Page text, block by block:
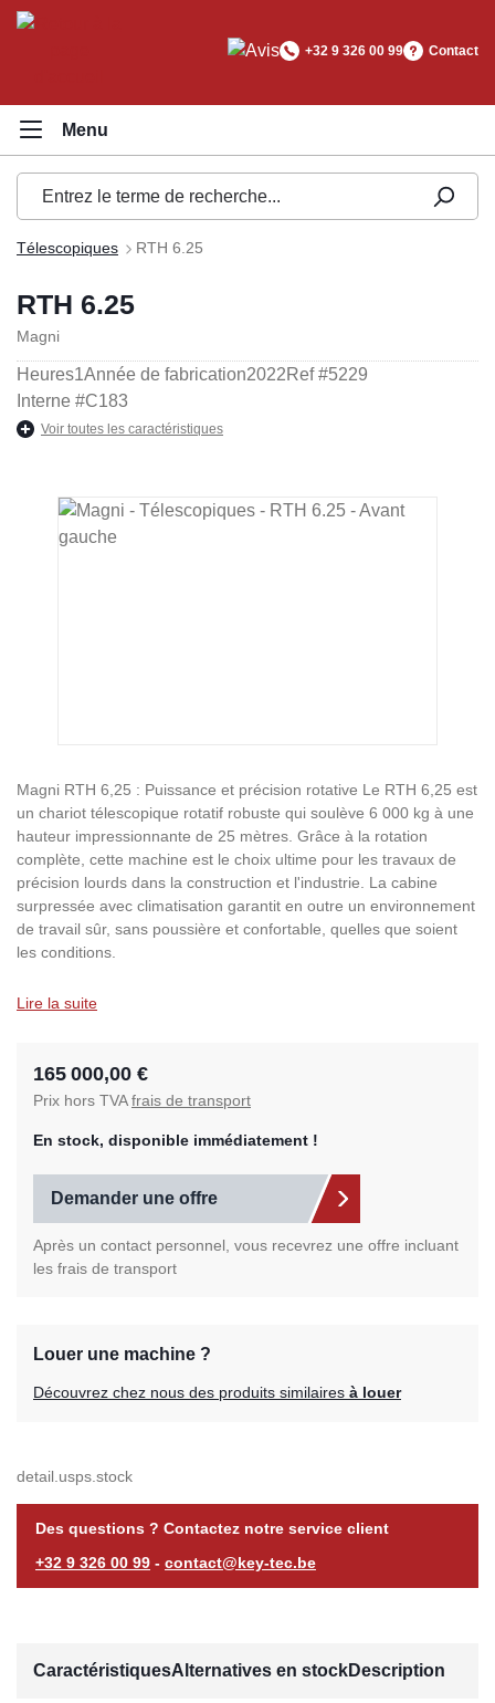
principal
+32 9 326 00 99 Contact
Télescopiques RTH 6.25
RTH 6.25
Magni
Heures1Année de fabrication2022Ref #5229
Interne #C183
Voir toutes les caractéristiques
Ignorer la galerie d'images
Magni RTH 6,25 : Puissance et précision rotative Le RTH 6,25 est
un chariot télescopique rotatif robuste qui soulève 6 000 kg à une
hauteur impressionnante de 25 mètres. Grâce à la rotation
complète, cette machine est le choix ultime pour les travaux de
précision lourds dans la construction et l'industrie. La cabine
surpressée avec climatisation garantit en outre un environnement
de travail sûr, sans poussière et confortable, quelles que soient
les conditions.
Lire la suite
165 000,00 €
Prix hors TVAfrais de transport
En stock, disponible immédiatement !
Demander une offre
Après un contact personnel, vous recevrez une offre incluant
les frais de transport
Louer une machine ?
Découvrez chez nous des produits similaires à louer
detail.usps.stock
Des questions ? Contactez notre service client
+32 9 326 00 99 - contact@key-tec.be
CaractéristiquesAlternatives en stockDescription